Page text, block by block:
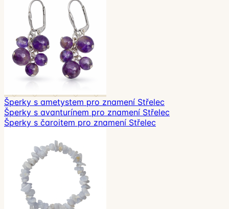
Šperky s ametystem pro znamení Střelec
Šperky s avanturínem pro znamení Střelec
Šperky s čaroitem pro znamení Střelec